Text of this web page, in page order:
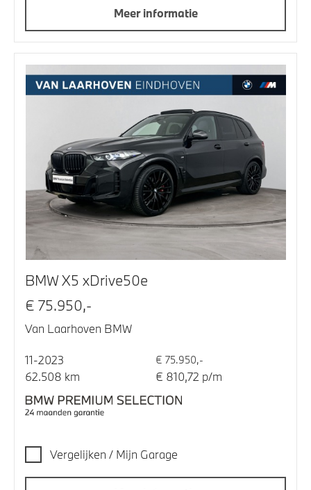
Meer informatie
BMW X5 xDrive50e
€ 75.950,-
Van Laarhoven BMW
11-2023 € 75.950,-
62.508 km € 810,72 p/m
Vergelijken / Mijn Garage